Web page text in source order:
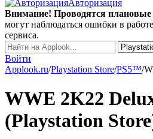
Авторизация
Внимание! Проводятся плановые
могут наблюдаться ошибки в
сервиса.
Войти
Applook.ru/Playstation Store/PS5™/
WWE 2K22
(Playstation